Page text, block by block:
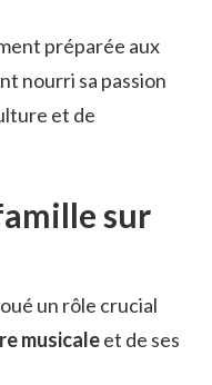
préparée aux
nourri sa passion
et de
sur
un rôle crucial
musicaleet de ses